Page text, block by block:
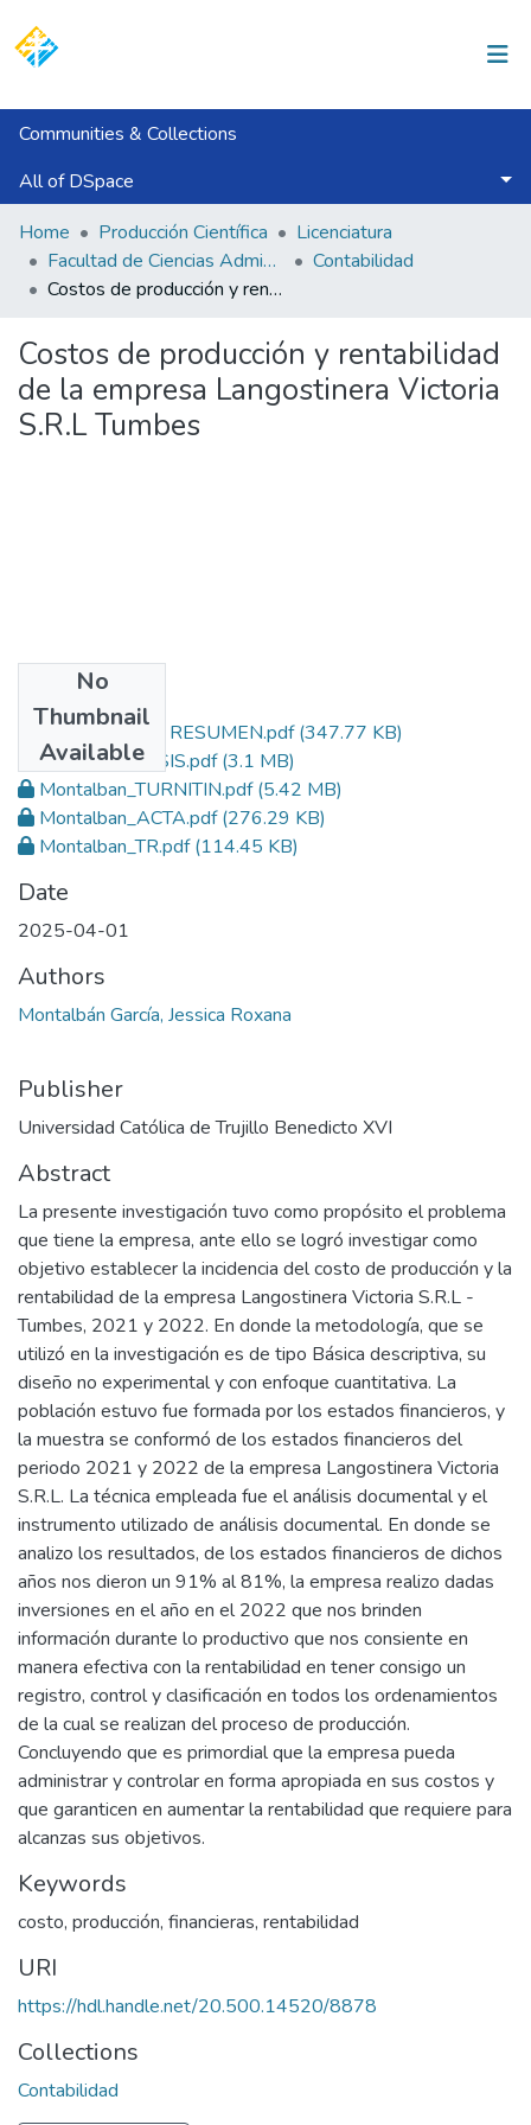
Communities & Collections
All of DSpace
Statistics
Home Producción Científica
Licenciatura
Facultad de Ciencias Administrativas y Económicas
Contabilidad
Costos de producción y rentabilidad de la empresa Langostinera Victoria S.R.L Tumbes
Costos de producción y rentabilidad
de la empresa Langostinera Victoria
S.R.L Tumbes
No
Thumbnail
Available
Montalban_TESIS RESUMEN.pdf(347.77 KB)
Montalban_TESIS.pdf(3.1 MB)
Montalban_TURNITIN.pdf(5.42 MB)
Montalban_ACTA.pdf(276.29 KB)
Montalban_TR.pdf(114.45 KB)
Date
2025-04-01
Authors
Montalbán García, Jessica Roxana
Publisher
Universidad Católica de Trujillo Benedicto XVI
Abstract
La presente investigación tuvo como propósito el problema
que tiene la empresa, ante ello se logró investigar como
objetivo establecer la incidencia del costo de producción y la
rentabilidad de la empresa Langostinera Victoria S.R.L -
Tumbes, 2021 y 2022. En donde la metodología, que se
utilizó en la investigación es de tipo Básica descriptiva, su
diseño no experimental y con enfoque cuantitativa. La
población estuvo fue formada por los estados financieros, y
la muestra se conformó de los estados financieros del
periodo 2021 y 2022 de la empresa Langostinera Victoria
S.R.L. La técnica empleada fue el análisis documental y el
instrumento utilizado de análisis documental. En donde se
analizo los resultados, de los estados financieros de dichos
años nos dieron un 91% al 81%, la empresa realizo dadas
inversiones en el año en el 2022 que nos brinden
información durante lo productivo que nos consiente en
manera efectiva con la rentabilidad en tener consigo un
registro, control y clasificación en todos los ordenamientos
de la cual se realizan del proceso de producción.
Concluyendo que es primordial que la empresa pueda
administrar y controlar en forma apropiada en sus costos y
que garanticen en aumentar la rentabilidad que requiere para
alcanzas sus objetivos.
Keywords
costo, producción, financieras, rentabilidad
URI
https://hdl.handle.net/20.500.14520/8878
Collections
Contabilidad